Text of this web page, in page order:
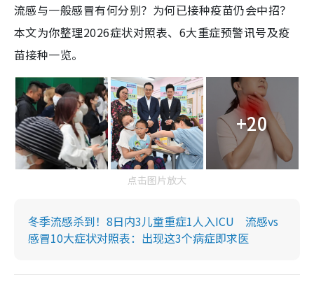
流感与一般感冒有何分别？为何已接种疫苗仍会中招？
本文为你整理2026症状对照表、6大重症预警讯号及疫
苗接种一览。
+20
点击图片放大
冬季流感杀到！8日内3儿童重症1人入ICU 流感vs
感冒10大症状对照表：出现这3个病症即求医